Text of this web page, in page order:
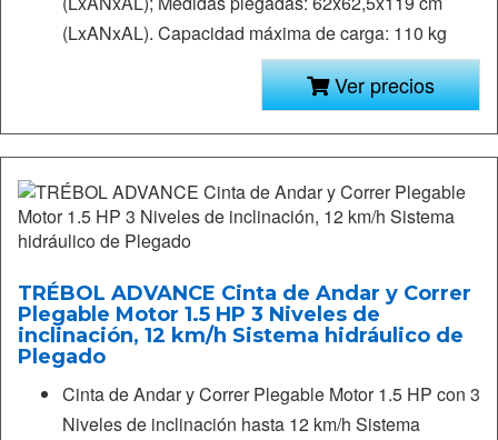
(LxANxAL). Capacidad máxima de carga: 110 kg
Ver precios
TRÉBOL ADVANCE Cinta de Andar y Correr
Plegable Motor 1.5 HP 3 Niveles de
inclinación, 12 km/h Sistema hidráulico de
Plegado
Cinta de Andar y Correr Plegable Motor 1.5 HP con 3
Niveles de inclinación hasta 12 km/h Sistema